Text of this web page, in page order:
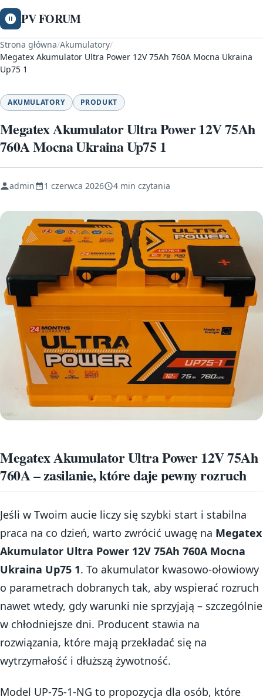
PV FORUM
Strona główna/Akumulatory/
Megatex Akumulator Ultra Power 12V 75Ah 760A Mocna Ukraina
Up75 1
AKUMULATORY PRODUKT
Megatex Akumulator Ultra Power 12V 75Ah
760A Mocna Ukraina Up75 1
admin 1 czerwca 2026 4 min czytania
Megatex Akumulator Ultra Power 12V 75Ah
760A – zasilanie, które daje pewny rozruch
Jeśli w Twoim aucie liczy się szybki start i stabilna
praca na co dzień, warto zwrócić uwagę na Megatex
Akumulator Ultra Power 12V 75Ah 760A Mocna
Ukraina Up75 1. To akumulator kwasowo-ołowiowy
o parametrach dobranych tak, aby wspierać rozruch
nawet wtedy, gdy warunki nie sprzyjają – szczególnie
w chłodniejsze dni. Producent stawia na
rozwiązania, które mają przekładać się na
wytrzymałość i dłuższą żywotność.
Model UP-75-1-NG to propozycja dla osób, które